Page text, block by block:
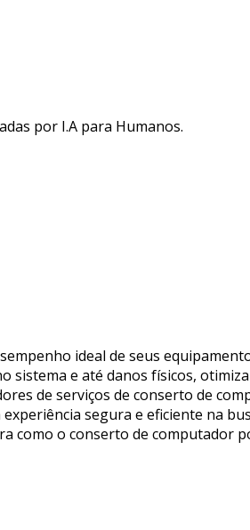
por I.A para Humanos.
ideal de seus
e até danos físicos,
de serviços de conserto de
segura e eficiente na
como o conserto de computador